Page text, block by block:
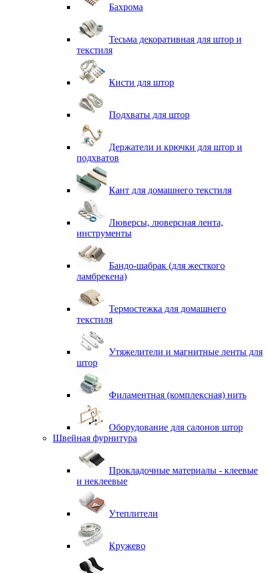
Бахрома
Тесьма декоративная для штор и
текстиля
Кисти для штор
Подхваты для штор
Держатели и крючки для штор и
подхватов
Кант для домашнего текстиля
Люверсы, люверсная лента,
инструменты
Бандо-шабрак (для жесткого
ламбрекена)
Термостежка для домашнего
текстиля
Утяжелители и магнитные ленты для
штор
Филаментная (комплексная) нить
Оборудование для салонов штор
Швейная фурнитура
Прокладочные материалы - клеевые
и неклеевые
Утеплители
Кружево